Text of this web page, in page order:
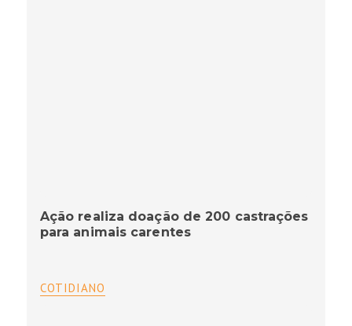
Ação realiza doação de 200 castrações
para animais carentes
COTIDIANO